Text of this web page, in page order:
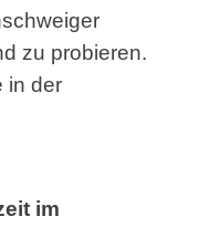
zu probieren.
in der
im